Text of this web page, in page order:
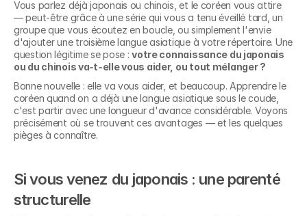
Vous parlez déjà japonais ou chinois, et le coréen vous attire
— peut-être grâce à une série qui vous a tenu éveillé tard, un
groupe que vous écoutez en boucle, ou simplement l'envie
d'ajouter une troisième langue asiatique à votre répertoire. Une
question légitime se pose : votre connaissance du japonais
ou du chinois va-t-elle vous aider, ou tout mélanger ?
Bonne nouvelle : elle va vous aider, et beaucoup. Apprendre le
coréen quand on a déjà une langue asiatique sous le coude,
c'est partir avec une longueur d'avance considérable. Voyons
précisément où se trouvent ces avantages — et les quelques
pièges à connaître.
Si vous venez du japonais : une parenté
structurelle